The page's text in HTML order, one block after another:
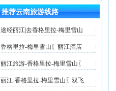
推荐云南旅游线路
途经丽江|去香格里拉-梅里雪山
香格里拉-梅里雪山〖丽江酒店
丽江旅游-香格里拉-梅里雪山〖
丽江-香格里拉-梅里雪山〖双飞